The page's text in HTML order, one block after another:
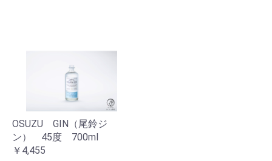
OSUZU GIN（尾鈴ジ
ン） 45度 700ml
￥4,455